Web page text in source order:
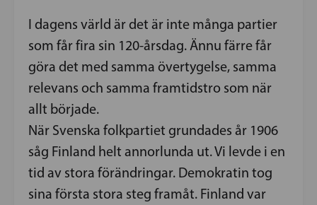
I dagens värld är det är inte många partier
som får fira sin 120-årsdag. Ännu färre får
göra det med samma övertygelse, samma
relevans och samma framtidstro som när
allt började.
När Svenska folkpartiet grundades år 1906
såg Finland helt annorlunda ut. Vi levde i en
tid av stora förändringar. Demokratin tog
sina första stora steg framåt. Finland var